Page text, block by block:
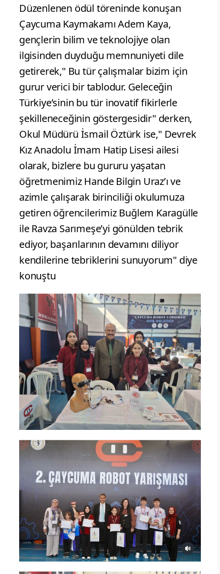
Düzenlenen ödül töreninde konuşan
Çaycuma Kaymakamı Adem Kaya,
gençlerin bilim ve teknolojiye olan
ilgisinden duyduğu memnuniyeti dile
getirerek," Bu tür çalışmalar bizim için
gurur verici bir tablodur. Geleceğin
Türkiye’sinin bu tür inovatif fikirlerle
şekilleneceğinin göstergesidir" derken,
Okul Müdürü İsmail Öztürk ise," Devrek
Kız Anadolu İmam Hatip Lisesi ailesi
olarak, bizlere bu gururu yaşatan
öğretmenimiz Hande Bilgin Uraz’ı ve
azimle çalışarak birinciliği okulumuza
getiren öğrencilerimiz Buğlem Karagülle
ile Ravza Sarımeşe’yi gönülden tebrik
ediyor, başarılarının devamını diliyor
kendilerine tebriklerini sunuyorum" diye
konuştu